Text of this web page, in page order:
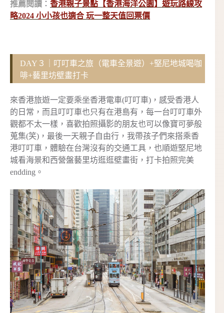
推薦閱讀 ： 香港親子景點【香港海洋公園】遊玩路線攻
略2024 小小孩也適合 玩一整天值回票價
DAY３｜叮叮車之旅（電車全景遊）+堅尼地城喝咖
啡+藝里坊壁畫打卡
來香港旅遊一定要乘坐香港電車(叮叮車)，感受香港人
的日常，而且叮叮車也只有在港島有，每一台叮叮車外
觀都不太一樣，喜歡拍照攝影的朋友也可以像寶可夢般
蒐集(笑)，最後一天親子自由行，我帶孩子們來搭乘香
港叮叮車，體驗在台灣沒有的交通工具，也順遊堅尼地
城看海景和西營盤藝里坊逛逛壁畫街，打卡拍照完美
endding。